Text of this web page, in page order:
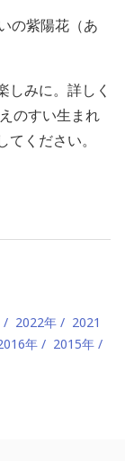
の紫陽花（あ
しみに。詳しく
のすい生まれ
ください。
2022年
2021
年
2015年